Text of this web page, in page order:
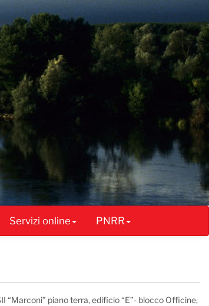
Servizi online PNRR
“Marconi” piano terra, edificio “E”- blocco Officine,